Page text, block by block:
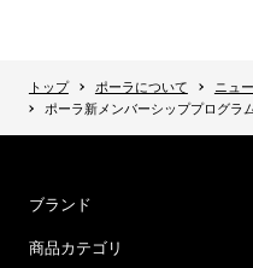
トップ ポーラについて
ニュ
ポーラ新メンバーシッププログラム 「ポーラ プレミアム パス（POLA Premium Pass)」誕生 店舗やECなど国内
ブランド
商品カテゴリ